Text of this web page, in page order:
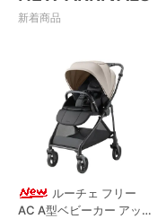
新着商品
ルーチェ フリー
AC A型ベビーカー アッ